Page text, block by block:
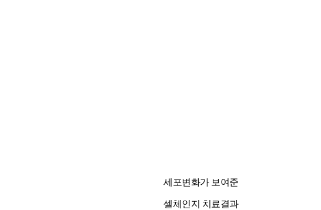
세포변화가 보여준
셀체인지 치료결과